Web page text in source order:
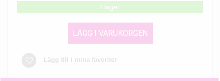
I lager
LÄGG I VARUKORGEN
Lägg till i mina favoriter